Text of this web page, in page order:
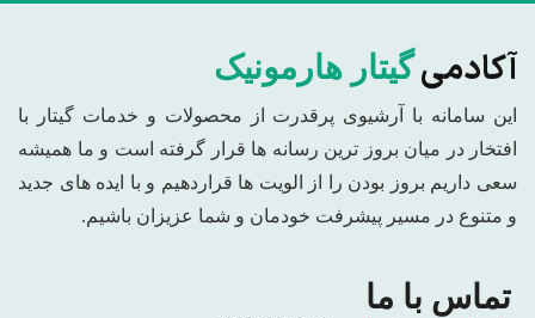
آکادمیگیتار هارمونیک
این سامانه با آرشیوی پرقدرت از محصولات و خدمات گیتار با
افتخار در میان بروز ترین رسانه ها قرار گرفته است و ما همیشه
سعی داریم بروز بودن را از الویت ها قراردهیم و با ایده های جدید
و متنوع در مسیر پیشرفت خودمان و شما عزیزان باشیم.
تماس با ما